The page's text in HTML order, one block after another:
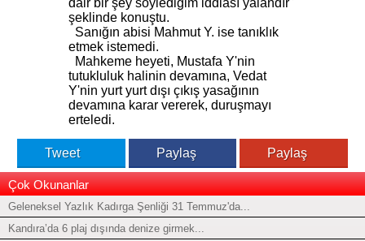
dair bir şey söylediğim iddiası yalandır"
şeklinde konuştu.
Sanığın abisi Mahmut Y. ise tanıklık
etmek istemedi.
Mahkeme heyeti, Mustafa Y'nin
tutukluluk halinin devamına, Vedat
Y'nin yurt yurt dışı çıkış yasağının
devamına karar vererek, duruşmayı
erteledi.
Tweet Paylaş Paylaş
Çok Okunanlar
Geleneksel Yazlık Kadırga Şenliği 31 Temmuz'da...
Kandıra’da 6 plaj dışında denize girmek...